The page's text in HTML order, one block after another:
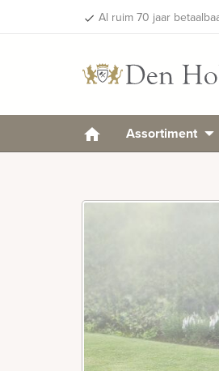
done Al ruim 70 jaar
Assortiment